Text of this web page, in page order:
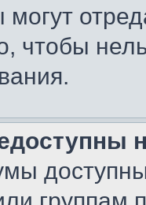
чтобы